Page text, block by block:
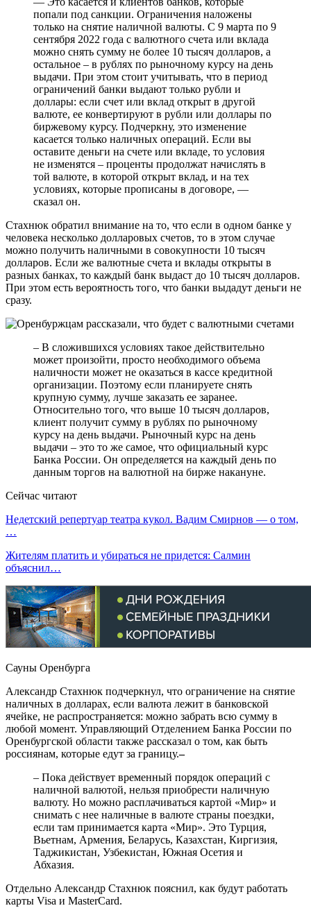
попали под санкции. Ограничения наложены
только на снятие наличной валюты. С 9 марта по 9
сентября 2022 года с валютного счета или вклада
можно снять сумму не более 10 тысяч долларов, а
остальное – в рублях по рыночному курсу на день
выдачи. При этом стоит учитывать, что в период
ограничений банки выдают только рубли и
доллары: если счет или вклад открыт в другой
валюте, ее конвертируют в рубли или доллары по
биржевому курсу. Подчеркну, это изменение
касается только наличных операций. Если вы
оставите деньги на счете или вкладе, то условия
не изменятся – проценты продолжат начислять в
той валюте, в которой открыт вклад, и на тех
условиях, которые прописаны в договоре, —
сказал он.
Стахнюк обратил внимание на то, что если в одном банке у
человека несколько долларовых счетов, то в этом случае
можно получить наличными в совокупности 10 тысяч
долларов. Если же валютные счета и вклады открыты в
разных банках, то каждый банк выдаст до 10 тысяч долларов.
При этом есть вероятность того, что банки выдадут деньги не
сразу.
– В сложившихся условиях такое действительно
может произойти, просто необходимого объема
наличности может не оказаться в кассе кредитной
организации. Поэтому если планируете снять
крупную сумму, лучше заказать ее заранее.
Относительно того, что выше 10 тысяч долларов,
клиент получит сумму в рублях по рыночному
курсу на день выдачи. Рыночный курс на день
выдачи – это то же самое, что официальный курс
Банка России. Он определяется на каждый день по
данным торгов на валютной на бирже накануне.
Сейчас читают
Недетский репертуар театра кукол. Вадим Смирнов — о том,
…
Жителям платить и убираться не придется: Салмин
объяснил…
Сауны Оренбурга
Александр Стахнюк подчеркнул, что ограничение на снятие
наличных в долларах, если валюта лежит в банковской
ячейке, не распространяется: можно забрать всю сумму в
любой момент. Управляющий Отделением Банка России по
Оренбургской области также рассказал о том, как быть
россиянам, которые едут за границу.–
– Пока действует временный порядок операций с
наличной валютой, нельзя приобрести наличную
валюту. Но можно расплачиваться картой «Мир» и
снимать с нее наличные в валюте страны поездки,
если там принимается карта «Мир». Это Турция,
Вьетнам, Армения, Беларусь, Казахстан, Киргизия,
Таджикистан, Узбекистан, Южная Осетия и
Абхазия.
Отдельно Александр Стахнюк пояснил, как будут работать
карты Visa и MasterCard.